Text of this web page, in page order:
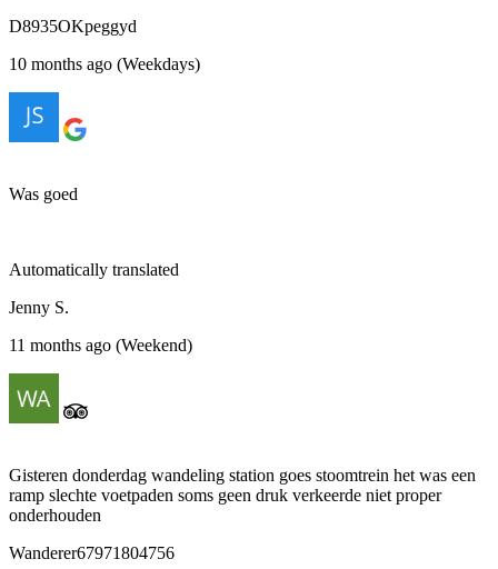
D8935OKpeggyd
10 months ago (Weekdays)
Was goed
Automatically translated
Jenny S.
11 months ago (Weekend)
Gisteren donderdag wandeling station goes stoomtrein het was een
ramp slechte voetpaden soms geen druk verkeerde niet proper
onderhouden
Wanderer67971804756